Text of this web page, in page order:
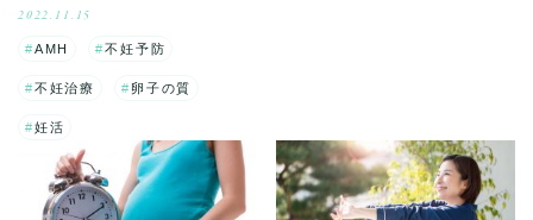
2022.11.15
AMH 不妊予防
不妊治療 卵子の質
妊活